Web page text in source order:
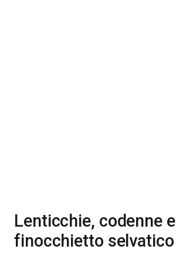
Lenticchie, codenne e
finocchietto selvatico